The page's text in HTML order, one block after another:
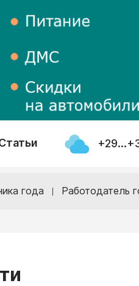
года Работодатель